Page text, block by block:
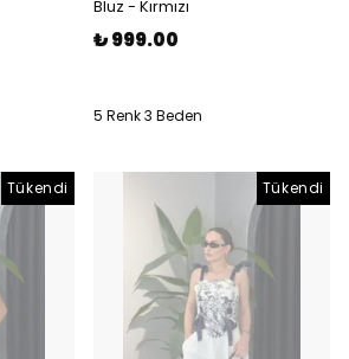
Bluz - Kırmızı
₺ 999.00
5 Renk 3 Beden
Tükendi Tükendi